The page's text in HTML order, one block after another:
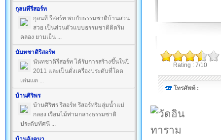
กุลนทีรีสอร์ท
กุลนที รีสอร์ท พบกับธรรมชาติบ้านสวน
สวย เป็นส่วนตัวแบบธรรมชาติติดริม
คลอง ยามเย็น ...
นันทชาติรีสอร์ท
นันทชาติรีสอร์ท ได้รับการสร้างขึ้นในปี
2011 และเป็นดั่งเครื่องประดับที่โดด
เด่นแต ...
บ้านศิริพร
บ้านศิริพร รีสอร์ท รีสอร์ทริมลุ่มน้ำแม่
กลอง เรือนไม้ท่ามกลางธรรมชาติ
ประดับทัศนี ...
Rating : 7/10
โทรศัพท์ :